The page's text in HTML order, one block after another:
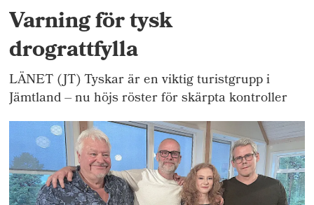
Varning för tysk
drograttfylla
LÄNET (JT) Tyskar är en viktig turistgrupp i
Jämtland – nu höjs röster för skärpta kontroller